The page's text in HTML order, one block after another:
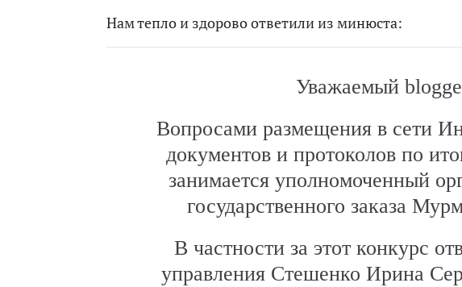
Нам тепло и здорово ответили из минюста:
Уважаемый
Вопросами размещения в сети
документов и протоколов по
занимается уполномоченный
государственного заказа
В частности за этот конкурс
управления Стешенко Ирина